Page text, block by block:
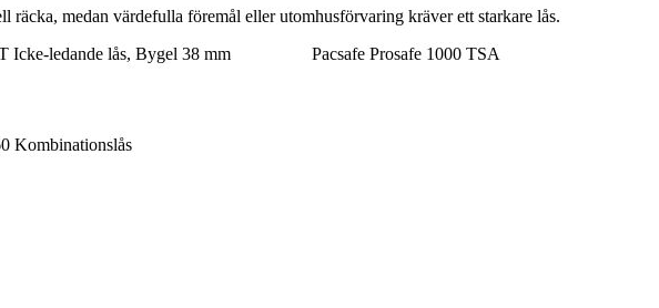
medan värdefulla föremål eller utomhusförvaring kräver ett starkare lås.
Icke-ledande lås, Bygel 38 mm Pacsafe Prosafe 1000 TSA
Kombinationslås